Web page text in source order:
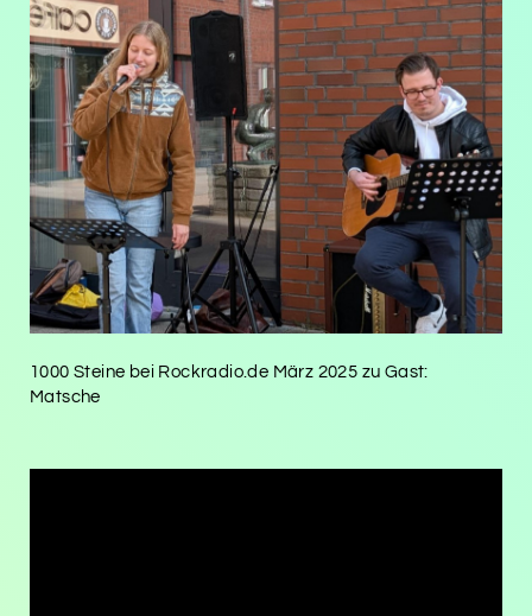
1000 Steine bei Rockradio.de März 2025 zu Gast:
Matsche